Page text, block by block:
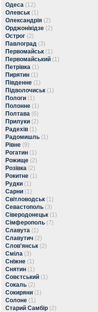
Одеса (12)
Олевськ (1)
Олександрія (2)
Орджонікідзе (2)
Острог (2)
Павлоград (3)
Первомайськ (1)
Первомайський (1)
Петрівка (1)
Пирятин (1)
Південне (1)
Підволочиськ (1)
Пологи (1)
Полонне (1)
Полтава (6)
Прилуки (2)
Радехів (1)
Радомишль (1)
Рівне (9)
Рогатин (1)
Рожище (2)
Розівка (2)
Рокитне (1)
Рудки (1)
Сарни (1)
Світловодськ (1)
Севастополь (3)
Сіверодонецьк (1)
Сімферополь (7)
Славута (1)
Славутич (2)
Слов'янськ (2)
Сміла (3)
Сніжне (1)
Снятин (1)
Совєтський (1)
Сокаль (2)
Сокиряни (1)
Солоне (1)
Старий Самбір (2)